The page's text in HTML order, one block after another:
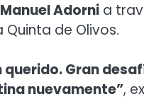
Manuel Adorni a
de Olivos.
Gran
nuevamente”,